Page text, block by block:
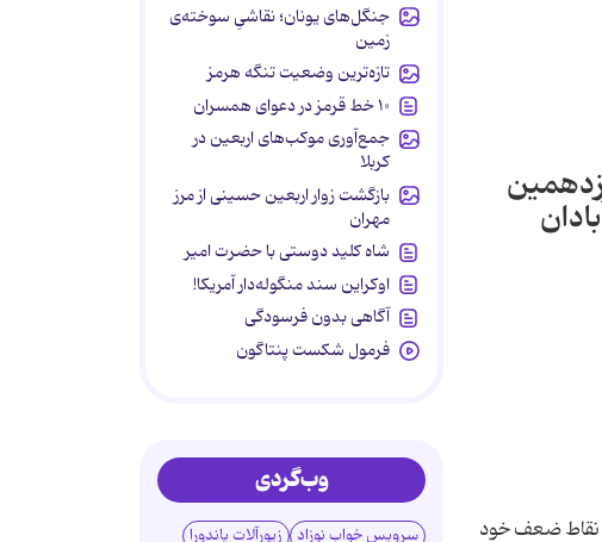
تیم حاضر در شانزدهمین
نقاط ضعف خود
جنگل‌های یونان؛ نقاشیِ سوخته‌ی
زمین
تازه‌ترین وضعیت تنگه هرمز
۱۰ خط قرمز در دعوای همسران
جمع‌آوری موکب‌های اربعین در
کربلا
بازگشت زوار اربعین حسینی از مرز
مهران
شاه کلید دوستی با حضرت امیر
اوکراین سند منگوله‌دار آمریکا!
آگاهی بدون فرسودگی
فرمول شکست پنتاگون
وب‌گردی
سرویس خواب نوزاد زیورآلات پاندورا